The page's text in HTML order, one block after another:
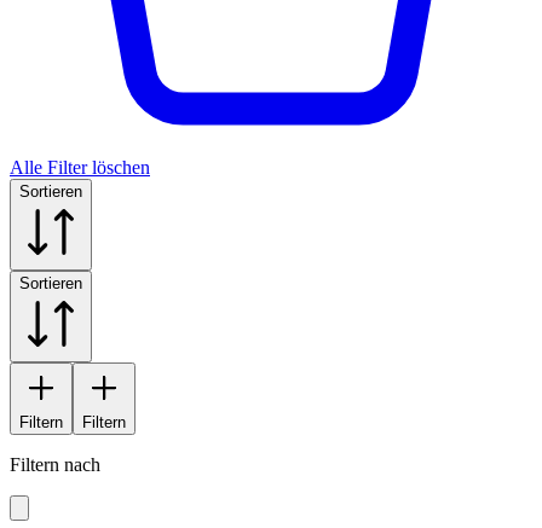
Alle Filter löschen
Sortieren
Sortieren
Filtern Filtern
Filtern nach